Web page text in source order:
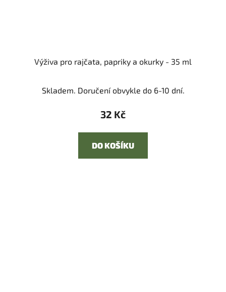
Výživa pro rajčata, papriky a okurky - 35 ml
Skladem. Doručení obvykle do 6-10 dní.
32 Kč
DO KOŠÍKU